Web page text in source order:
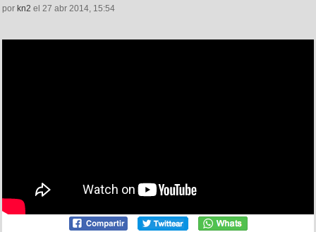
por kn2 el 27 abr 2014, 15:54